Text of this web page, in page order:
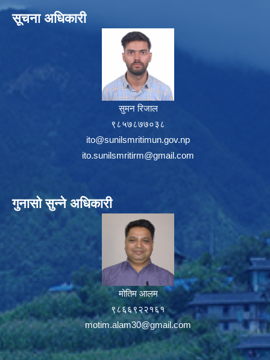
सूचना अधिकारी
सुमन रिजाल
९८५७८७७०३८
ito@sunilsmritimun.gov.np
ito.sunilsmritirm@gmail.com
गुनासो सुन्ने अधिकारी
मोतिम आलम
९८६६९२२१६१
motim.alam30@gmail.com